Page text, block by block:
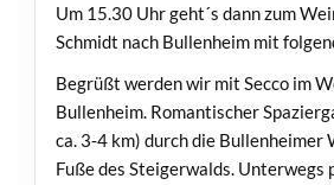
Um 15.30 Uhr geht´s dann zum
Schmidt nach Bullenheim mit
Begrüßt werden wir mit Secco im
Bullenheim. Romantischer
ca. 3‐4 km) durch die Bullenheimer
Fuße des Steigerwalds. Unterwegs